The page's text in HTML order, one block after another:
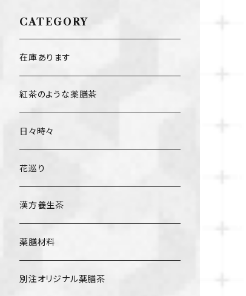
CATEGORY
在庫あります
紅茶のような薬膳茶
日々時々
花巡り
漢方養生茶
薬膳材料
別注オリジナル薬膳茶